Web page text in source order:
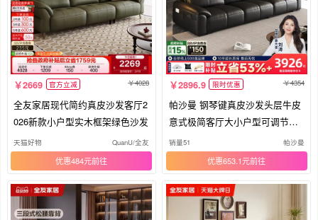
2669 官方立减 4028
全友家居现代简约真皮沙发客厅2
026新款小户型实木框架绿色沙发
天猫好物 QuanU/全友
优惠484元
2896.9 限时优惠 4354
帕沙曼 钢琴键真皮沙发头层牛皮
意式极简客厅大小户型可调节头
靠
销量51 帕沙曼
优惠653.1元